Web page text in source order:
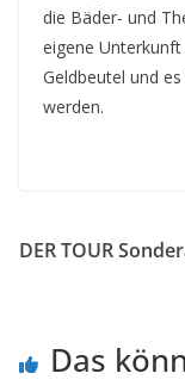
die Bäder- und
eigene
Geldbeutel und
werden.
DER TOUR
Das